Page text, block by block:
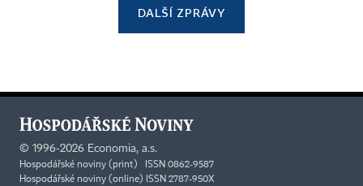
DALŠÍ ZPRÁVY
© 1996-2026 Economia, a.s.
Hospodářské noviny (print) ISSN 0862-9587
Hospodářské noviny (online) ISSN 2787-950X